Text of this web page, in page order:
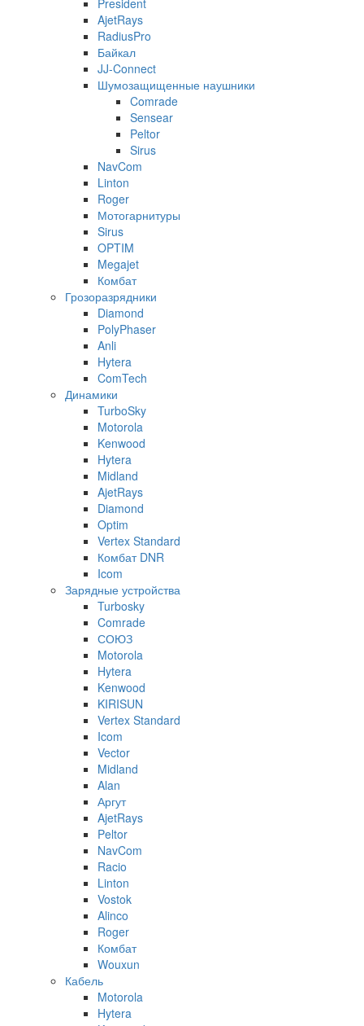
AjetRays
RadiusPro
Байкал
JJ-Connect
Шумозащищенные наушники
Comrade
Sensear
Peltor
Sirus
NavCom
Linton
Roger
Мотогарнитуры
Sirus
OPTIM
Megajet
Комбат
Грозоразрядники
Diamond
PolyPhaser
Anli
Hytera
ComTech
Динамики
TurboSky
Motorola
Kenwood
Hytera
Midland
AjetRays
Diamond
Optim
Vertex Standard
Комбат DNR
Icom
Зарядные устройства
Turbosky
Comrade
СОЮЗ
Motorola
Hytera
Kenwood
KIRISUN
Vertex Standard
Icom
Vector
Midland
Alan
Аргут
AjetRays
Peltor
NavCom
Racio
Linton
Vostok
Alinco
Roger
Комбат
Wouxun
Кабель
Motorola
Hytera